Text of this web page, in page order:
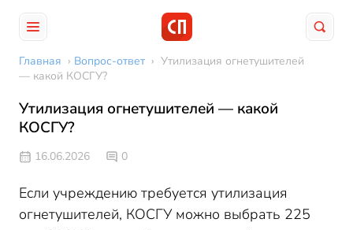
Главная › Вопрос-ответ › Утилизация огнетушителей
— какой КОСГУ?
Утилизация огнетушителей — какой
КОСГУ?
16.06.2026 0
Если учреждению требуется утилизация
огнетушителей, КОСГУ можно выбрать 225